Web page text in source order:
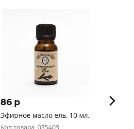
86 p
Эфирное масло ель, 10 мл.
Код товара: 035409
124